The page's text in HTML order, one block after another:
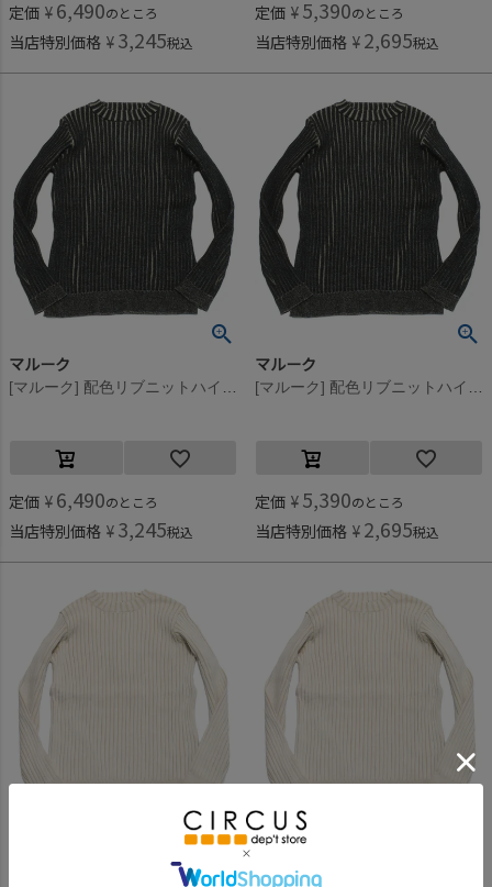
定価 ¥ 6,490のところ
当店特別価格 ¥ 3,245税込
定価 ¥ 5,390のところ
当店特別価格 ¥ 2,695税込
マルーク
[マルーク] 配色リブニットハイネック クロ系(24)
定価 ¥ 6,490のところ
当店特別価格 ¥ 3,245税込
マルーク
[マルーク] 配色リブニットハイネック クロ系(24)
定価 ¥ 5,390のところ
当店特別価格 ¥ 2,695税込
[マルーク] 配色リブニットハイネック シロ系(21)